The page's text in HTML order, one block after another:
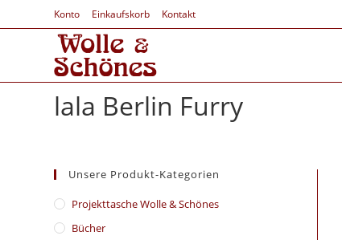
Konto Einkaufskorb Kontakt
lala Berlin Furry
Unsere Produkt-Kategorien
​Projekttasche Wolle & Schönes
Bücher